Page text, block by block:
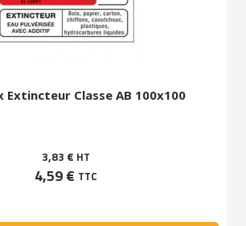
Extincteur Classe AB 100x100
3,83 € HT
4,59 € TTC